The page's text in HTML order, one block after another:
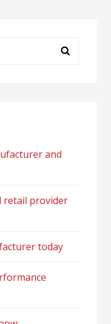
and
retail provider
today